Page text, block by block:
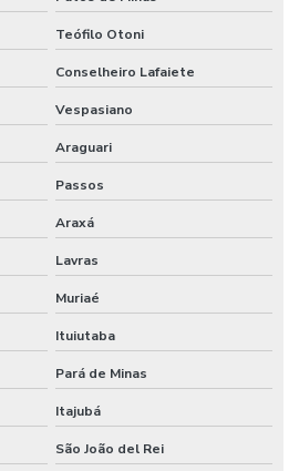
Teófilo Otoni
Conselheiro Lafaiete
Vespasiano
Araguari
Passos
Araxá
Lavras
Muriaé
Ituiutaba
Pará de Minas
Itajubá
São João del Rei